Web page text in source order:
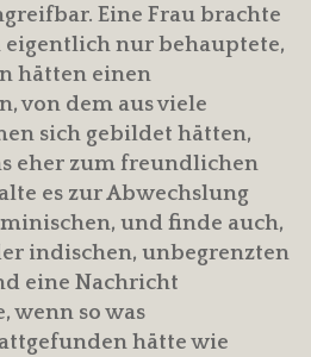
Eine Frau brachte
eigentlich nur behauptete,
hätten einen
von dem aus viele
sich gebildet hätten,
eher zum freundlichen
es zur Abwechslung
und finde auch,
indischen, unbegrenzten
eine Nachricht
wenn so was
hätte wie